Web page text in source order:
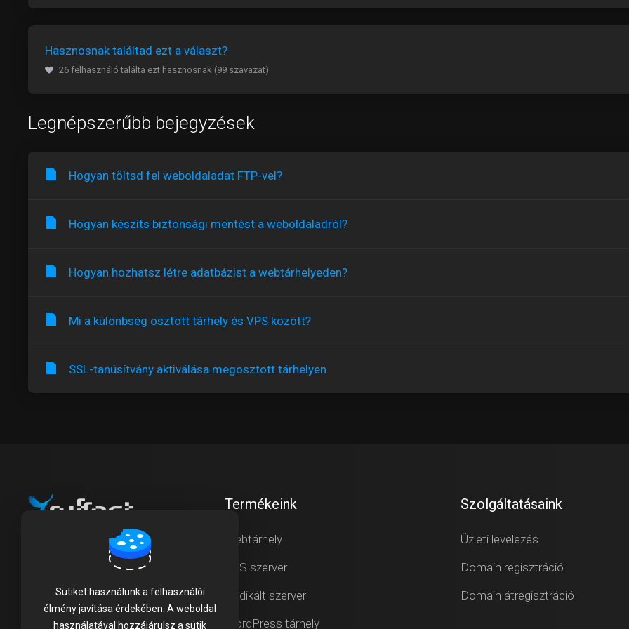
Hasznosnak találtad ezt a választ?
26 felhasználó találta ezt hasznosnak (99 szavazat)
Legnépszerűbb bejegyzések
Hogyan töltsd fel weboldaladat FTP-vel?
Hogyan készíts biztonsági mentést a weboldaladról?
Hogyan hozhatsz létre adatbázist a webtárhelyeden?
Mi a különbség osztott tárhely és VPS között?
SSL-tanúsítvány aktiválása megosztott tárhelyen
Sebesség, biztonság, nyugalom.
Termékeink
Webtárhely
VPS szerver
Dedikált szerver
WordPress tárhely
Szolgáltatásaink
Üzleti levelezés
Domain regisztráció
Domain átregisztráció
Sütiket használunk a felhasználói
élmény javítása érdekében. A weboldal
használatával hozzájárulsz a sütik